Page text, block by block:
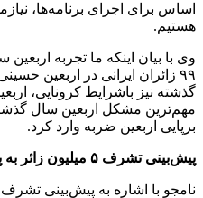
اساس برای اجرای برنامه‌ها،
هستیم.
۹۹ زائران ایرانی در اربعین
گذشته نیز باشرایط کرونایی،
مهم‌ترین مشکل اربعین سال
برپایی اربعین ضربه وارد کرد.
پیش‌بینی تشرف ۵ میلیون زائر به پیاده‌روی اربعین امسال